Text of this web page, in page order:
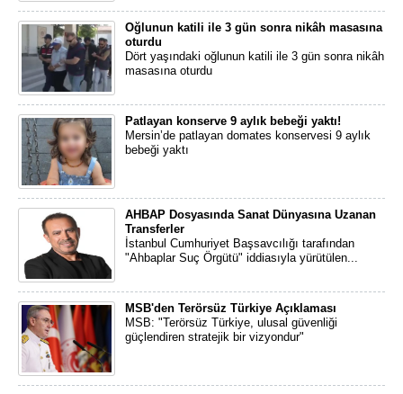
Oğlunun katili ile 3 gün sonra nikâh masasına
oturdu
Dört yaşındaki oğlunun katili ile 3 gün sonra nikâh
masasına oturdu
Patlayan konserve 9 aylık bebeği yaktı!
Mersin’de patlayan domates konservesi 9 aylık
bebeği yaktı
AHBAP Dosyasında Sanat Dünyasına Uzanan
Transferler
İstanbul Cumhuriyet Başsavcılığı tarafından
"Ahbaplar Suç Örgütü" iddiasıyla yürütülen...
MSB'den Terörsüz Türkiye Açıklaması
MSB: "Terörsüz Türkiye, ulusal güvenliği
güçlendiren stratejik bir vizyondur"